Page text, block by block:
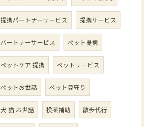
提携パートナーサービス 提携サービス
パートナーサービス ペット提携
ペットケア 提携 ペットサービス
ペットお世話 ペット見守り
犬 猫 お世話 投薬補助 散歩代行